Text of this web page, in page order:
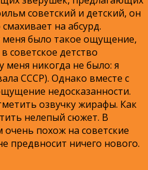
советский и детский, он
на абсурд.
меня было такое ощущение,
советское детство
меня никогда не было: я
СССР). Однако вместе с
недосказанности.
озвучку жирафы. Как
нелепый сюжет. В
похож на советские
предвносит ничего нового.